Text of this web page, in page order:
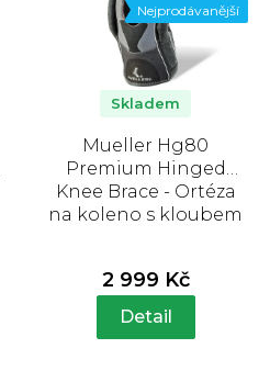
Nejprodávanější
Mueller Hg80
Premium Hinged
Knee Brace - Ortéza
na koleno s kloubem
Skladem
2 999 Kč
Detail